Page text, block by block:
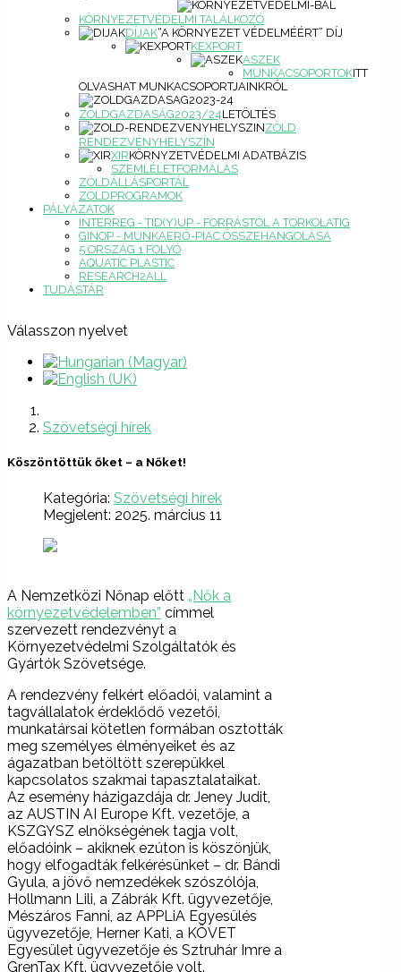
KÖRNYEZETVÉDELMI TALÁLKOZÓ
DÍJAK“A KÖRNYEZET VÉDELMÉÉRT” DÍJ
KEXPORT
ASZEK
MUNKACSOPORTOKITT
OLVASHAT MUNKACSOPORTJAINKRÓL
ZÖLDGAZDASÁG2023/24LETÖLTÉS
ZÖLD
RENDEZVÉNYHELYSZÍN
XIRKÖRNYZETVÉDELMI ADATBÁZIS
SZEMLÉLETFORMÁLÁS
ZÖLDÁLLÁSPORTÁL
ZÖLDPROGRAMOK
PÁLYÁZATOK
INTERREG - TID(Y)UP - FORRÁSTÓL A TORKOLATIG
GINOP - MUNKAERŐ-PIAC ÖSSZEHANGOLÁSA
5 ORSZÁG 1 FOLYÓ
AQUATIC PLASTIC
RESEARCH2ALL
TUDÁSTÁR
Válasszon nyelvet
Szövetségi hírek
Köszöntöttük őket – a Nőket!
Kategória: Szövetségi hírek
Megjelent: 2025. március 11
A Nemzetközi Nőnap előtt „Nők a
környezetvédelemben” címmel
szervezett rendezvényt a
Környezetvédelmi Szolgáltatók és
Gyártók Szövetsége.
A rendezvény felkért előadói, valamint a
tagvállalatok érdeklődő vezetői,
munkatársai kötetlen formában osztották
meg személyes élményeiket és az
ágazatban betöltött szerepükkel
kapcsolatos szakmai tapasztalataikat.
Az esemény házigazdája dr. Jeney Judit,
az AUSTIN AI Europe Kft. vezetője, a
KSZGYSZ elnökségének tagja volt,
előadóink – akiknek ezúton is köszönjük,
hogy elfogadták felkérésünket – dr. Bándi
Gyula, a jövő nemzedékek szószólója,
Hollmann Lili, a Zábrák Kft. ügyvezetője,
Mészáros Fanni, az APPLiA Egyesülés
ügyvezetője, Herner Kati, a KÖVET
Egyesület ügyvezetője és Sztruhár Imre a
GrenTax Kft. ügyvezetője volt.